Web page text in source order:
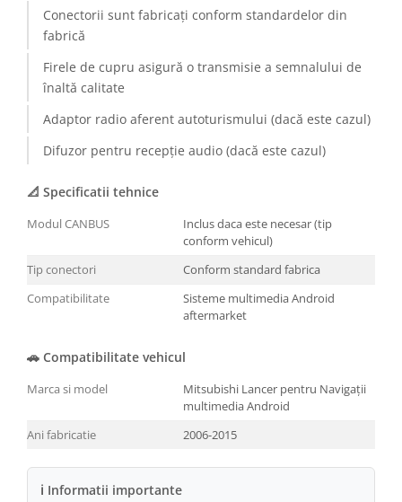
Conectică Auto
Conectică Auto
Conectică Audi
Conectică BMW
Conectică Volkswagen
Conectică Renault
Conectorii sunt fabricați conform standardelor din
fabrică
Firele de cupru asigură o transmisie a semnalului de
înaltă calitate
Adaptor radio aferent autoturismului (dacă este cazul)
Difuzor pentru recepție audio (dacă este cazul)
📐 Specificatii tehnice
Modul CANBUS
Inclus daca este necesar (tip
conform vehicul)
Tip conectori
Conform standard fabrica
Compatibilitate
Sisteme multimedia Android
aftermarket
🚗 Compatibilitate vehicul
Marca si model
Mitsubishi Lancer pentru Navigații
multimedia Android
Ani fabricatie
2006-2015
ℹ Informatii importante